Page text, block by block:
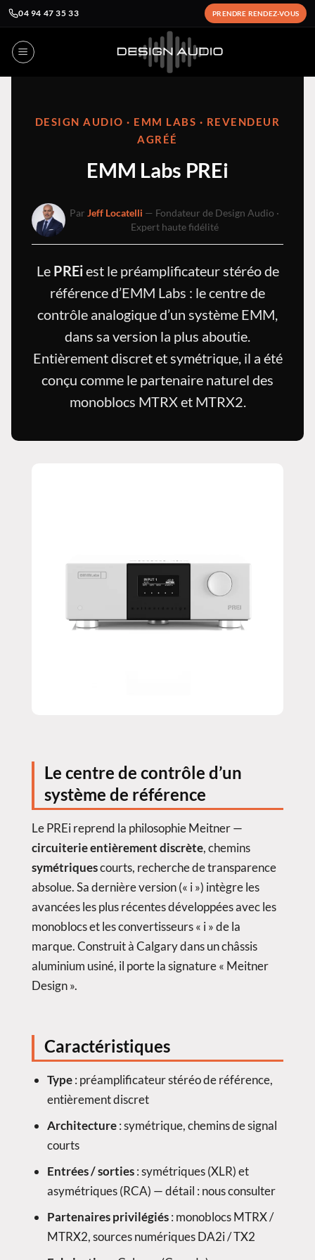
04 94 47 35 33 PRENDRE RENDEZ-VOUS
DESIGN AUDIO · EMM LABS · REVENDEUR
AGRÉÉ
EMM Labs PREi
Par Jeff Locatelli — Fondateur de Design Audio ·
Expert haute fidélité
Le PREiest le préamplificateur stéréo de
référence d’EMM Labs : le centre de
contrôle analogique d’un système EMM,
dans sa version la plus aboutie.
Entièrement discret et symétrique, il a été
conçu comme le partenaire naturel des
monoblocs MTRX et MTRX2.
Le centre de contrôle d’un
système de référence
Le PREi reprend la philosophie Meitner —
circuiterie entièrement discrète, chemins
symétriquescourts, recherche de transparence
absolue. Sa dernière version (« i ») intègre les
avancées les plus récentes développées avec les
monoblocs et les convertisseurs « i » de la
marque. Construit à Calgary dans un châssis
aluminium usiné, il porte la signature « Meitner
Design ».
Caractéristiques
Type: préamplificateur stéréo de référence,
entièrement discret
Architecture: symétrique, chemins de signal
courts
Entrées / sorties: symétriques (XLR) et
asymétriques (RCA) — détail : nous consulter
Partenaires privilégiés: monoblocs MTRX /
MTRX2, sources numériques DA2i / TX2